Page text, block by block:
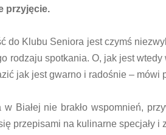
przyjęcie.
do Klubu Seniora jest czymś
rodzaju spotkania. O, jak jest
jak jest gwarno i radośnie – mówi
Białej nie brakło wspomnień,
przepisami na kulinarne specjały i